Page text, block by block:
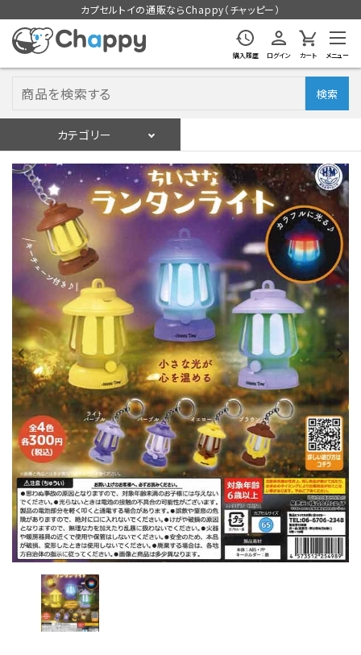
カプセルトイの通販ならChappy（チャッピー）
購入履歴 ログイン カート メニュー
検索
カテゴリー
ログイン 会員登録
入荷スケジュールをチェック
カプセルトイマシン本体
カプセルトイ
販促用空カプセル
レンタル
景品・玩具・文具
販促用カプセルトイ
よくあるご質問